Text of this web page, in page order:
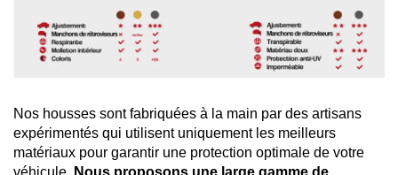
Nos housses sont fabriquées à la main par des artisans
expérimentés qui utilisent uniquement les meilleurs
matériaux pour garantir une protection optimale de votre